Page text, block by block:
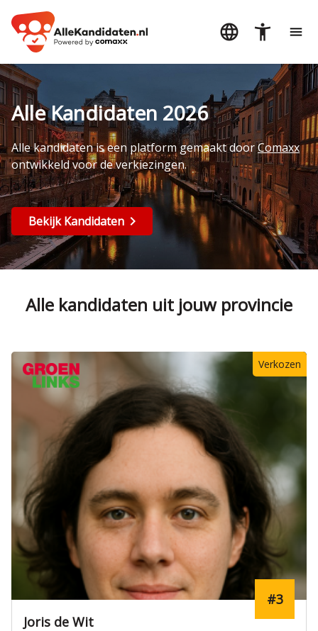
Alle Kandidaten 2026
Alle kandidaten is een platform gemaakt doorComaxx
ontwikkeld voor de verkiezingen.
Bekijk Kandidaten
Alle kandidaten uit jouw provincie
Verkozen
Joris de Wit
#3